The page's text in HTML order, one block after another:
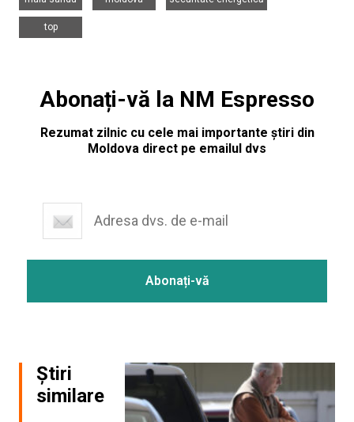
top
Abonați-vă la NM Espresso
Rezumat zilnic cu cele mai importante știri din
Moldova direct pe emailul dvs
Știri
similare